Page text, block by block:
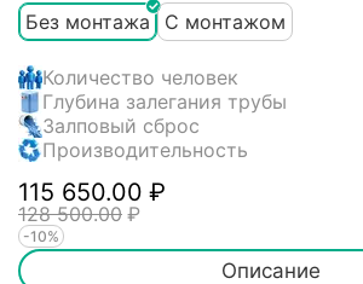
Без монтажа
С монтажом
Количество человек
Глубина залегания трубы
Залповый сброс
Производительность
115 650.00 ₽
128 500.00 ₽
-10%
Описание